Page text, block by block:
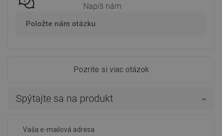
Napíš nám
Položte nám otázku
Pozrite si viac otázok
Spýtajte sa na produkt